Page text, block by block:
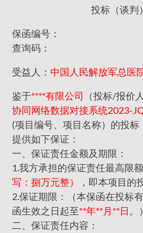
投标（谈判
保函编号：
查询码：
受益人： 中国人民解放军总医
鉴于****有限公司 （投标/报价
协同网络数据对接系统2023-
(项目编号、项目名称）的投
提供如下保证：
一、保证责任金额及期限：
1.我方承担的保证责任最高限
写：捌万元整）
，即本项目的
2.保证期限：（本保函在投标
函生效之日起至**年**月**日 。）
二、保证责任内容：